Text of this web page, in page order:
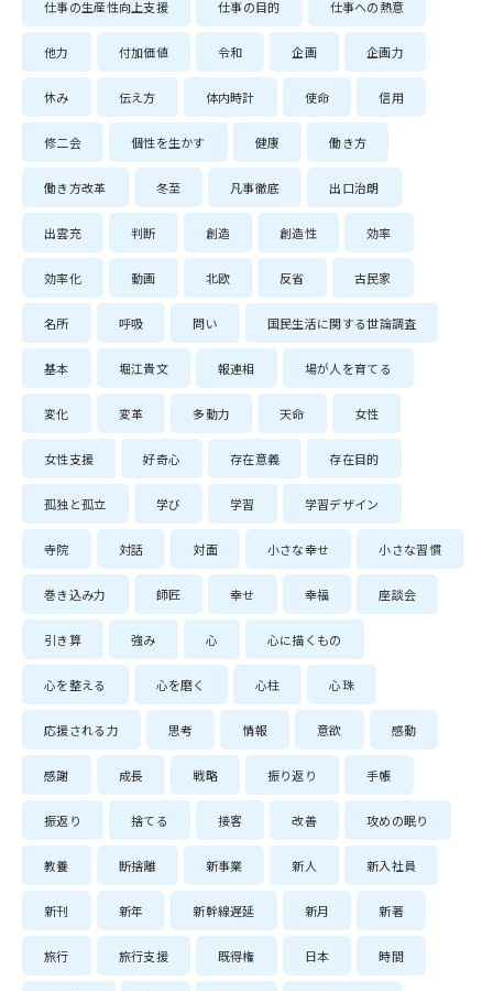
仕事の生産性向上支援 仕事の目的 仕事への熱意
他力 付加価値 令和 企画 企画力
休み 伝え方 体内時計 使命 信用
修二会 個性を生かす 健康 働き方
働き方改革 冬至 凡事徹底 出口治朗
出雲充 判断 創造 創造性 効率
効率化 動画 北欧 反省 古民家
名所 呼吸 問い 国民生活に関する世論調査
基本 堀江貴文 報連相 場が人を育てる
変化 変革 多動力 天命 女性
女性支援 好奇心 存在意義 存在目的
孤独と孤立 学び 学習 学習デザイン
寺院 対話 対面 小さな幸せ 小さな習慣
巻き込み力 師匠 幸せ 幸福 座談会
引き算 強み 心 心に描くもの
心を整える 心を磨く 心柱 心珠
応援される力 思考 情報 意欲 感動
感謝 成長 戦略 振り返り 手帳
振返り 捨てる 接客 改善 攻めの眠り
教養 断捨離 新事業 新人 新入社員
新刊 新年 新幹線遅延 新月 新著
旅行 旅行支援 既得権 日本 時間